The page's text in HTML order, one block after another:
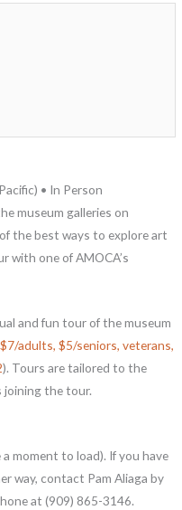
• In Person
museum galleries on
the best ways to explore art
with one of AMOCA’s
and fun tour of the museum
$7/adults, $5/seniors, veterans,
). Tours are tailored to the
the tour.
moment to load). If you have
way, contact Pam Aliaga by
at (909) 865-3146.